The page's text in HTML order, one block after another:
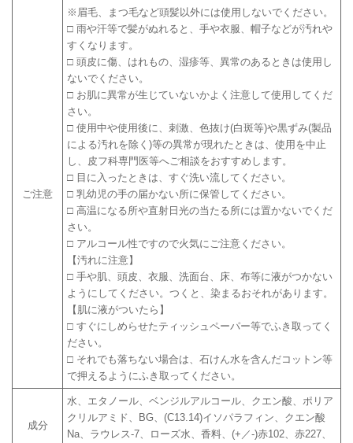
ご注意
※眉毛、まつ毛など頭髪以外には使用しないでください。
□ 雨や汗等で髪がぬれると、手や衣服、帽子などが汚れや
すくなります。
□ 頭皮に傷、はれもの、湿疹等、異常のあるときは使用し
ないでください。
□ お肌に異常が生じていないかよく注意して使用してくだ
さい。
□ 使用中や使用後に、刺激、色抜け(白斑等)や黒ずみ(製品
による汚れを除く)等の異常が現れたときは、使用を中止
し、皮フ科専門医等へご相談をおすすめします。
□ 目に入ったときは、すぐ洗い流してください。
□ 乳幼児の手の届かない所に保管してください。
□ 高温になる所や直射日光の当たる所には置かないでくだ
さい。
□ アルコール性ですので火気にご注意ください。
【汚れに注意】
□ 手や肌、頭皮、衣服、洗面台、床、布等に液がつかない
ようにしてください。つくと、染まるおそれがあります。
【肌に液がついたら】
□ すぐにしめらせたティッシュペーパー等でふき取ってく
ださい。
□ それでも落ちない場合は、石けん水を含んだコットン等
で押えるようにふき取ってください。
成分
水、エタノール、ベンジルアルコール、クエン酸、ポリア
クリルアミド、BG、(C13.14)イソパラフィン、クエン酸
Na、ラウレス-7、ローズ水、香料、(+／-)赤102、赤227、